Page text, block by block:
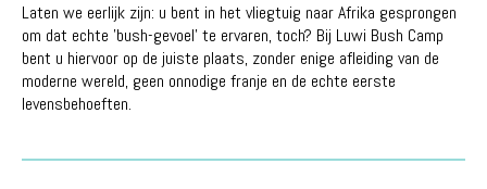
Laten we eerlijk zijn: u bent in het vliegtuig naar Afrika gesprongen
om dat echte 'bush-gevoel' te ervaren, toch? Bij Luwi Bush Camp
bent u hiervoor op de juiste plaats, zonder enige afleiding van de
moderne wereld, geen onnodige franje en de echte eerste
levensbehoeften.